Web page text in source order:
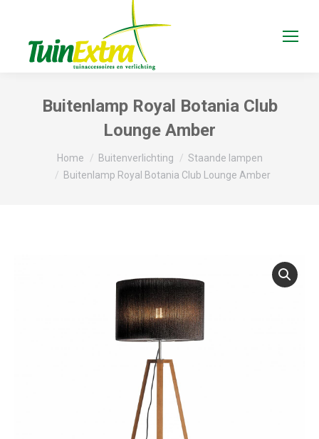
Buitenlamp Royal Botania Club
Lounge Amber
Je bent hier:Home Buitenverlichting
Staande lampen
Buitenlamp Royal Botania Club Lounge Amber